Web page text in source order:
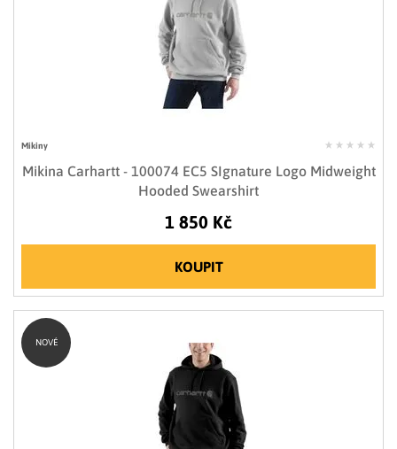
Mikiny
Mikina Carhartt - 100074 EC5 SIgnature Logo Midweight
Hooded Swearshirt
1 850 Kč
KOUPIT
NOVÉ